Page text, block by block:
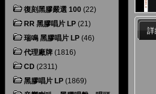
復刻黑膠嚴選 100 (22)
RR 黑膠唱片 LP (21)
瑞鳴 黑膠唱片 LP (46)
代理廠牌 (1816)
CD (2311)
黑膠唱片 LP (1869)